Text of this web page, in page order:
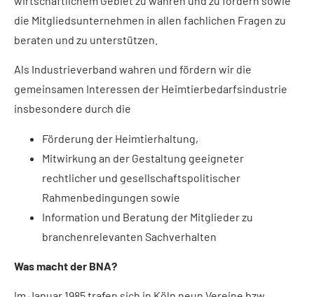
die Mitgliedsunternehmen in allen fachlichen Fragen zu
beraten und zu unterstützen.
Als Industrieverband wahren und fördern wir die
gemeinsamen Interessen der Heimtierbedarfsindustrie
insbesondere durch die
Förderung der Heimtierhaltung,
Mitwirkung an der Gestaltung geeigneter
rechtlicher und gesellschaftspolitischer
Rahmenbedingungen sowie
Information und Beratung der Mitglieder zu
branchenrelevanten Sachverhalten
Was macht der BNA?